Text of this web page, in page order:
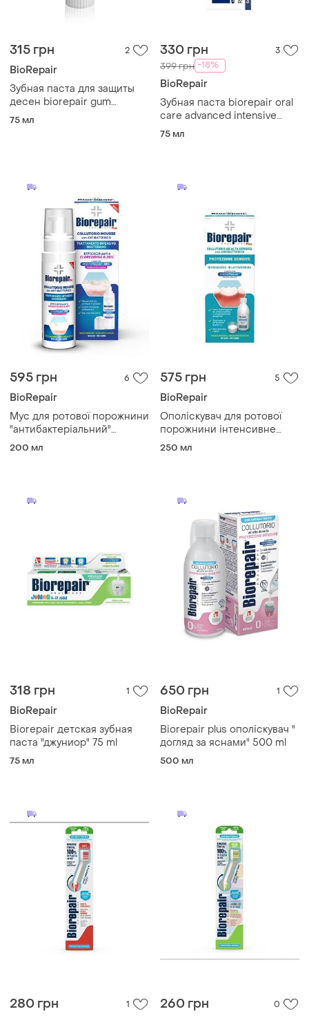
315 грн 2
BioRepair
Зубная паста для защиты
десен biorepair gum
protection
75 мл
330 грн 3
399 грн -18%
BioRepair
Зубная паста biorepair oral
care advanced intensive
night repair интенсивное
75 мл
595 грн 6
BioRepair
Мус для ротової порожнини
"антибактеріальний"
biorepair collutorio mousse,
200 мл
575 грн 5
BioRepair
Ополіскувач для ротової
порожнини інтенсивне
лікування biorepair plus, 250
250 мл
318 грн 1
BioRepair
Biorepair детская зубная
паста "джуниор" 75 ml
75 мл
650 грн 1
BioRepair
Biorepair plus ополіскувач "
догляд за яснами" 500 ml
500 мл
280 грн 1 260 грн 0